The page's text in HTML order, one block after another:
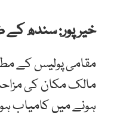
خیرپور: سندھ کے
مقامی پولیس کے
مالک مکان کی
ہونے میں کامیاب